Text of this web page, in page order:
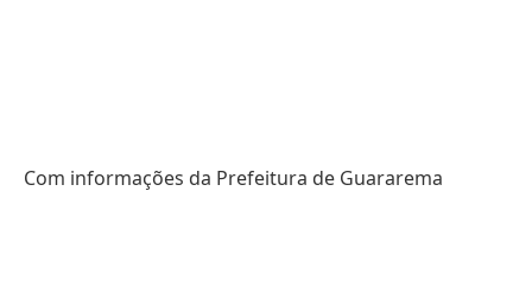
Com informações da Prefeitura de Guararema